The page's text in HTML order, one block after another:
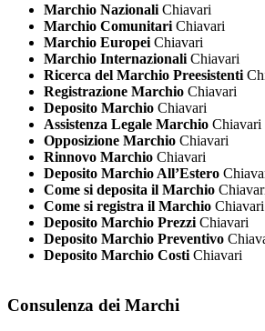
Marchio Nazionali Chiavari
Marchio Comunitari Chiavari
Marchio Europei Chiavari
Marchio Internazionali Chiavari
Ricerca del Marchio Preesistenti
Registrazione Marchio Chiavari
Deposito Marchio Chiavari
Assistenza Legale Marchio Chiavari
Opposizione Marchio Chiavari
Rinnovo Marchio Chiavari
Deposito Marchio All’Estero
Come si deposita il Marchio
Come si registra il Marchio Chiavari
Deposito Marchio Prezzi Chiavari
Deposito Marchio Preventivo
Deposito Marchio Costi Chiavari
Consulenza dei Marchi